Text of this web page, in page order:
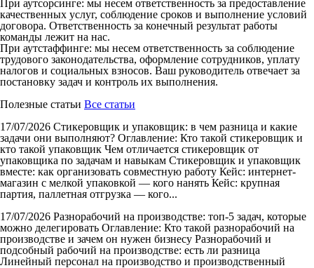
При аутсорсинге: мы несем ответственность за предоставление
качественных услуг, соблюдение сроков и выполнение условий
договора. Ответственность за конечный результат работы
команды лежит на нас.
При аутстаффинге: мы несем ответственность за соблюдение
трудового законодательства, оформление сотрудников, уплату
налогов и социальных взносов. Ваш руководитель отвечает за
постановку задач и контроль их выполнения.
Полезные статьи Все статьи
17/07/2026 Стикеровщик и упаковщик: в чем разница и какие
задачи они выполняют? Оглавление: Кто такой стикеровщик и
кто такой упаковщик Чем отличается стикеровщик от
упаковщика по задачам и навыкам Стикеровщик и упаковщик
вместе: как организовать совместную работу Кейс: интернет-
магазин с мелкой упаковкой — кого нанять Кейс: крупная
партия, паллетная отгрузка — кого...
17/07/2026 Разнорабочий на производстве: топ-5 задач, которые
можно делегировать Оглавление: Кто такой разнорабочий на
производстве и зачем он нужен бизнесу Разнорабочий и
подсобный рабочий на производстве: есть ли разница
Линейный персонал на производство и производственный